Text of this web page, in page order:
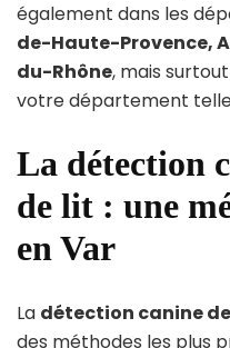
également dans les
de-Haute-Provence,
du-Rhône, mais
votre département
La détection
de lit : une
en Var
La détection canine
des méthodes les plus